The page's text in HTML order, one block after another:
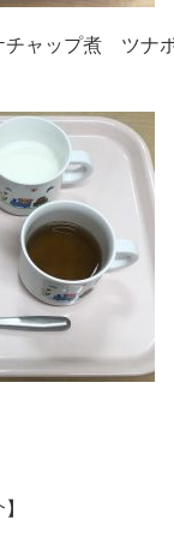
ャップ煮 ツナ